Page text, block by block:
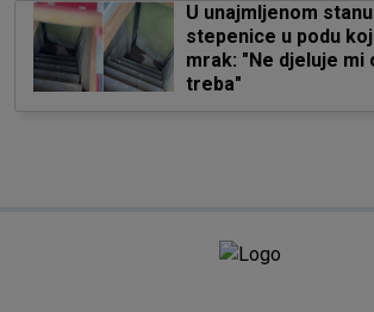
U unajmljenom
stepenice u podu
mrak: "Ne djeluje mi
treba"